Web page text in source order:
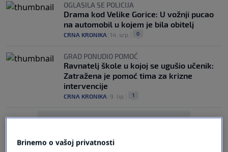
OGLASILA SE POLICIJA
Drama kod Velike Gorice: U vožnji pucao
na automobil u kojem je bila obitelj
CRNA KRONIKA 14. srp. 0
GRAD PONUDIO POMOĆ
Ravnatelj škole u kojoj se ugušio učenik:
Zatražena je pomoć tima za krizne
intervencije
CRNA KRONIKA 9. lip. 1
Brinemo o vašoj privatnosti